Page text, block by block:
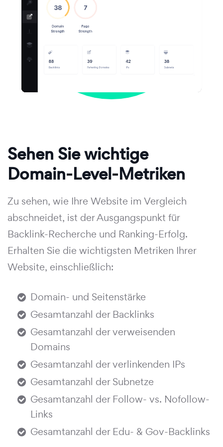
Sehen Sie wichtige
Domain-Level-Metriken
Zu sehen, wie Ihre Website im Vergleich
abschneidet, ist der Ausgangspunkt für
Backlink-Recherche und Ranking-Erfolg.
Erhalten Sie die wichtigsten Metriken Ihrer
Website, einschließlich:
Domain- und Seitenstärke
Gesamtanzahl der Backlinks
Gesamtanzahl der verweisenden
Domains
Gesamtanzahl der verlinkenden IPs
Gesamtanzahl der Subnetze
Gesamtanzahl der Follow- vs. Nofollow-
Links
Gesamtanzahl der Edu- & Gov-Backlinks